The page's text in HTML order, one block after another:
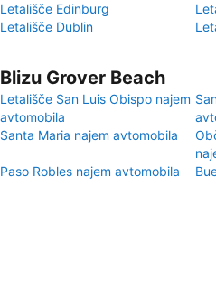
Letališče Edinburg
Letališče Dublin
Blizu Grover Beach
Letališče San Luis Obispo najem
avtomobila
Santa Maria najem avtomobila
Paso Robles najem avtomobila